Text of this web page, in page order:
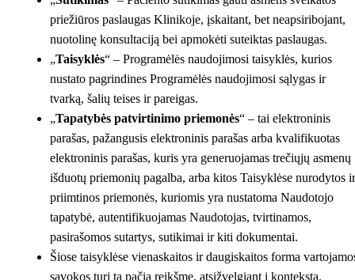
priežiūros paslaugas Klinikoje, įskaitant, bet neapsiribojant,
nuotolinę konsultaciją bei apmokėti suteiktas paslaugas.
„Taisyklės“ – Programėlės naudojimosi taisyklės, kurios
nustato pagrindines Programėlės naudojimosi sąlygas ir
tvarką, šalių teises ir pareigas.
„Tapatybės patvirtinimo priemonės“ – tai elektroninis
parašas, pažangusis elektroninis parašas arba kvalifikuotas
elektroninis parašas, kuris yra generuojamas trečiųjų asmenų
išduotų priemonių pagalba, arba kitos Taisyklėse nurodytos ir
priimtinos priemonės, kuriomis yra nustatoma Naudotojo
tapatybė, autentifikuojamas Naudotojas, tvirtinamos,
pasirašomos sutartys, sutikimai ir kiti dokumentai.
Šiose taisyklėse vienaskaitos ir daugiskaitos forma
sąvokos turi tą pačią reikšmę, atsižvelgiant į kontekstą.